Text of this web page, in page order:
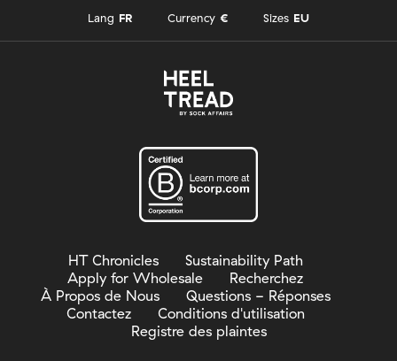
Lang FR Currency € Sizes EU
HT Chronicles
Sustainability Path
Apply for Wholesale
Recherchez
À Propos de Nous
Questions - Réponses
Contactez
Conditions d'utilisation
Registre des plaintes